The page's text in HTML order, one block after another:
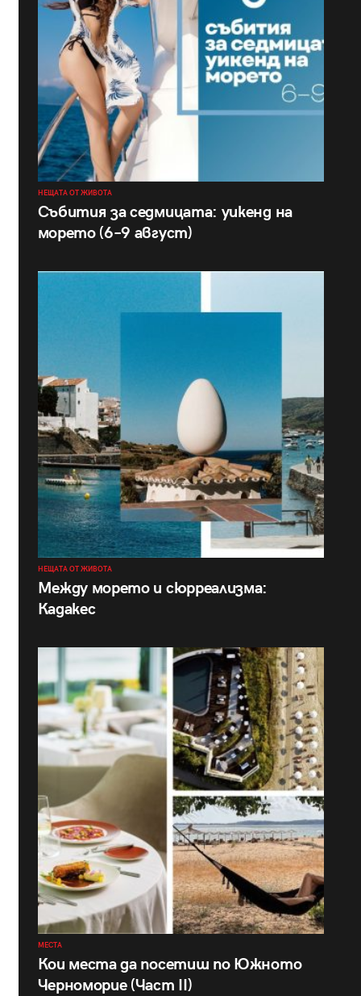
НЕЩАТА ОТ ЖИВОТА
Събития за седмицата: уикенд на
морето (6–9 август)
НЕЩАТА ОТ ЖИВОТА
Между морето и сюрреализма:
Кадакес
МЕСТА
Кои места да посетиш по Южното
Черноморие (Част II)